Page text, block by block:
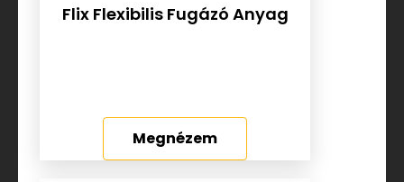
Flix Flexibilis Fugázó Anyag
Megnézem